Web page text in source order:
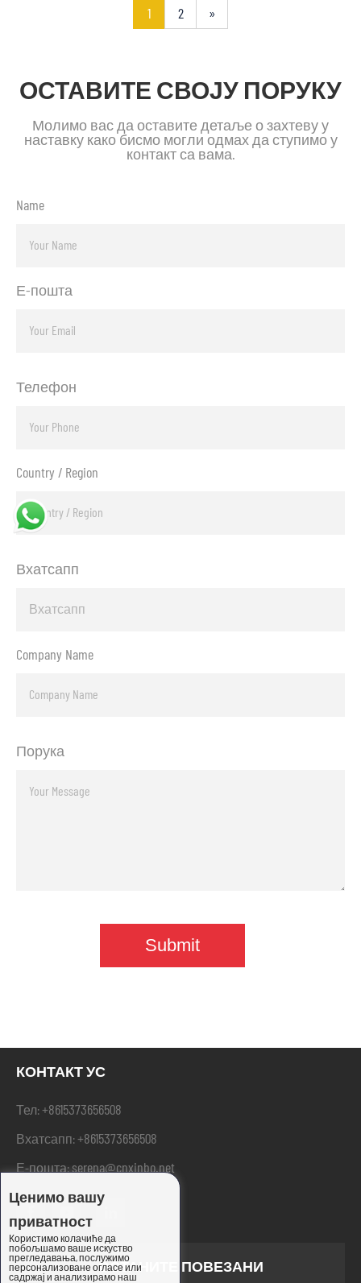
1 2 »
ОСТАВИТЕ СВОЈУ ПОРУКУ
Молимо вас да оставите детаље о захтеву у
наставку како бисмо могли одмах да ступимо у
контакт са вама.
Name
Е-пошта
Телефон
Country / Region
Вхатсапп
Company Name
Порука
КОНТАКТ УС
Тел:+8615373656508
Вхатсапп:+8615373656508
Е-пошта:serena@cnxinbo.net
ОСТАНИТЕ ПОВЕЗАНИ
Ценимо вашу
приватност
Користимо колачиће да
побољшамо ваше искуство
прегледавања, послужимо
персонализоване огласе или
садржај и анализирамо наш